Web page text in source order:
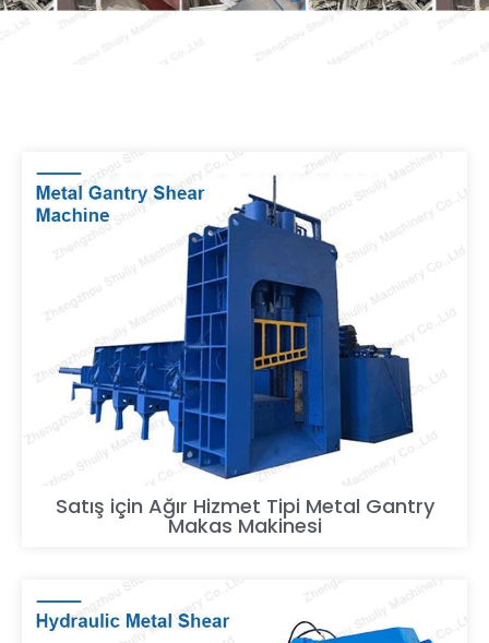
Satış için Ağır Hizmet Tipi Metal Gantry
Makas Makinesi